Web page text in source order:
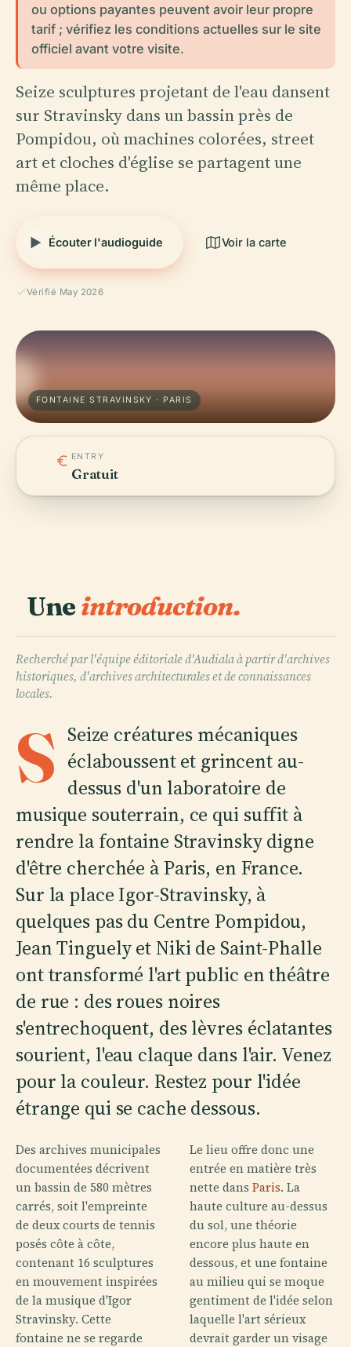
ou options payantes peuvent avoir leur propre
tarif ; vérifiez les conditions actuelles sur le site
officiel avant votre visite.
Seize sculptures projetant de l'eau dansent
sur Stravinsky dans un bassin près de
Pompidou, où machines colorées, street
art et cloches d'église se partagent une
même place.
Écouter l'audioguide Voir la carte
Vérifié May 2026
FONTAINE STRAVINSKY · PARIS
ENTRY
Gratuit
Uneintroduction.
Recherché par l'équipe éditoriale d'Audiala à partir d'archives
historiques, d'archives architecturales et de connaissances
locales.
S Seize créatures mécaniques
éclaboussent et grincent au-
dessus d'un laboratoire de
musique souterrain, ce qui suffit à
rendre la fontaine Stravinsky digne
d'être cherchée à Paris, en France.
Sur la place Igor-Stravinsky, à
quelques pas du Centre Pompidou,
Jean Tinguely et Niki de Saint-Phalle
ont transformé l'art public en théâtre
de rue : des roues noires
s'entrechoquent, des lèvres éclatantes
sourient, l'eau claque dans l'air. Venez
pour la couleur. Restez pour l'idée
étrange qui se cache dessous.
Des archives municipales
documentées décrivent
un bassin de 580 mètres
carrés, soit l'empreinte
de deux courts de tennis
posés côte à côte,
contenant 16 sculptures
en mouvement inspirées
de la musique d'Igor
Stravinsky. Cette
fontaine ne se regarde
Le lieu offre donc une
entrée en matière très
nette dans Paris. La
haute culture au-dessus
du sol, une théorie
encore plus haute en
dessous, et une fontaine
au milieu qui se moque
gentiment de l'idée selon
laquelle l'art sérieux
devrait garder un visage